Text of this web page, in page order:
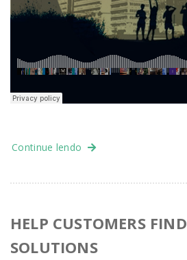
Continue lendo
HELP CUSTOMERS FIND
SOLUTIONS